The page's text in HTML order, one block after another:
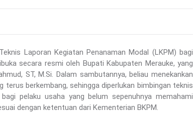
Laporan Kegiatan Penanaman Modal (LKPM) bagi
secara resmi oleh Bupati Kabupaten Merauke, yang
ST, M.Si. Dalam sambutannya, beliau menekankan
berkembang, sehingga diperlukan bimbingan teknis
pelaku usaha yang belum sepenuhnya memahami
dengan ketentuan dari Kementerian BKPM.